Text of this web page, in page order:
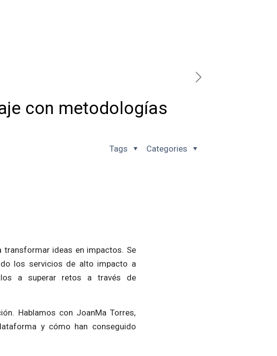
con metodologías
Categories
Tags
transformar ideas en impactos. Se
los servicios de alto impacto a
a superar retos a través de
Hablamos con JoanMa Torres,
y cómo han conseguido